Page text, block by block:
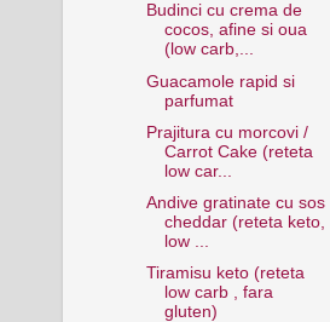
Budinci cu crema de
cocos, afine si oua
(low carb,...
Guacamole rapid si
parfumat
Prajitura cu morcovi /
Carrot Cake (reteta
low car...
Andive gratinate cu sos
cheddar (reteta keto,
low ...
Tiramisu keto (reteta
low carb , fara
gluten)